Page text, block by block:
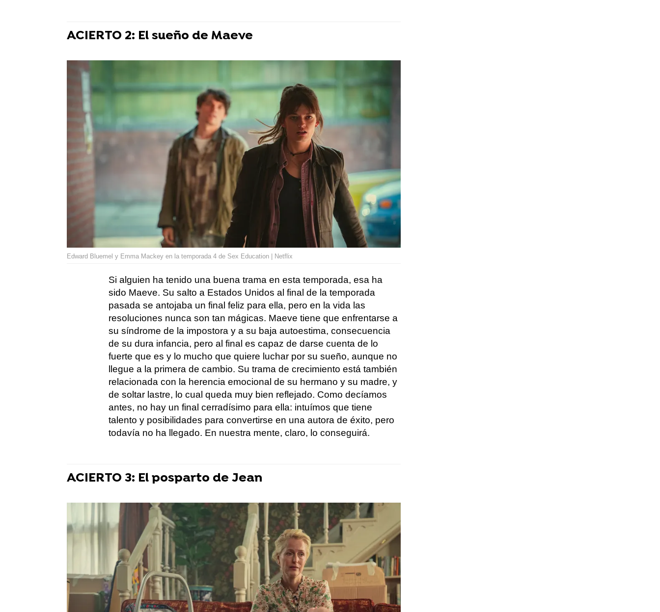
ACIERTO 2: El sueño de Maeve
Edward Bluemel y Emma Mackey en la temporada 4 de Sex Education | Netflix
Si alguien ha tenido una buena trama en esta temporada, esa ha
sido Maeve. Su salto a Estados Unidos al final de la temporada
pasada se antojaba un final feliz para ella, pero en la vida las
resoluciones nunca son tan mágicas. Maeve tiene que enfrentarse a
su síndrome de la impostora y a su baja autoestima, consecuencia
de su dura infancia, pero al final es capaz de darse cuenta de lo
fuerte que es y lo mucho que quiere luchar por su sueño, aunque no
llegue a la primera de cambio. Su trama de crecimiento está también
relacionada con la herencia emocional de su hermano y su madre, y
de soltar lastre, lo cual queda muy bien reflejado. Como decíamos
antes, no hay un final cerradísimo para ella: intuímos que tiene
talento y posibilidades para convertirse en una autora de éxito, pero
todavía no ha llegado. En nuestra mente, claro, lo conseguirá.
ACIERTO 3: El posparto de Jean